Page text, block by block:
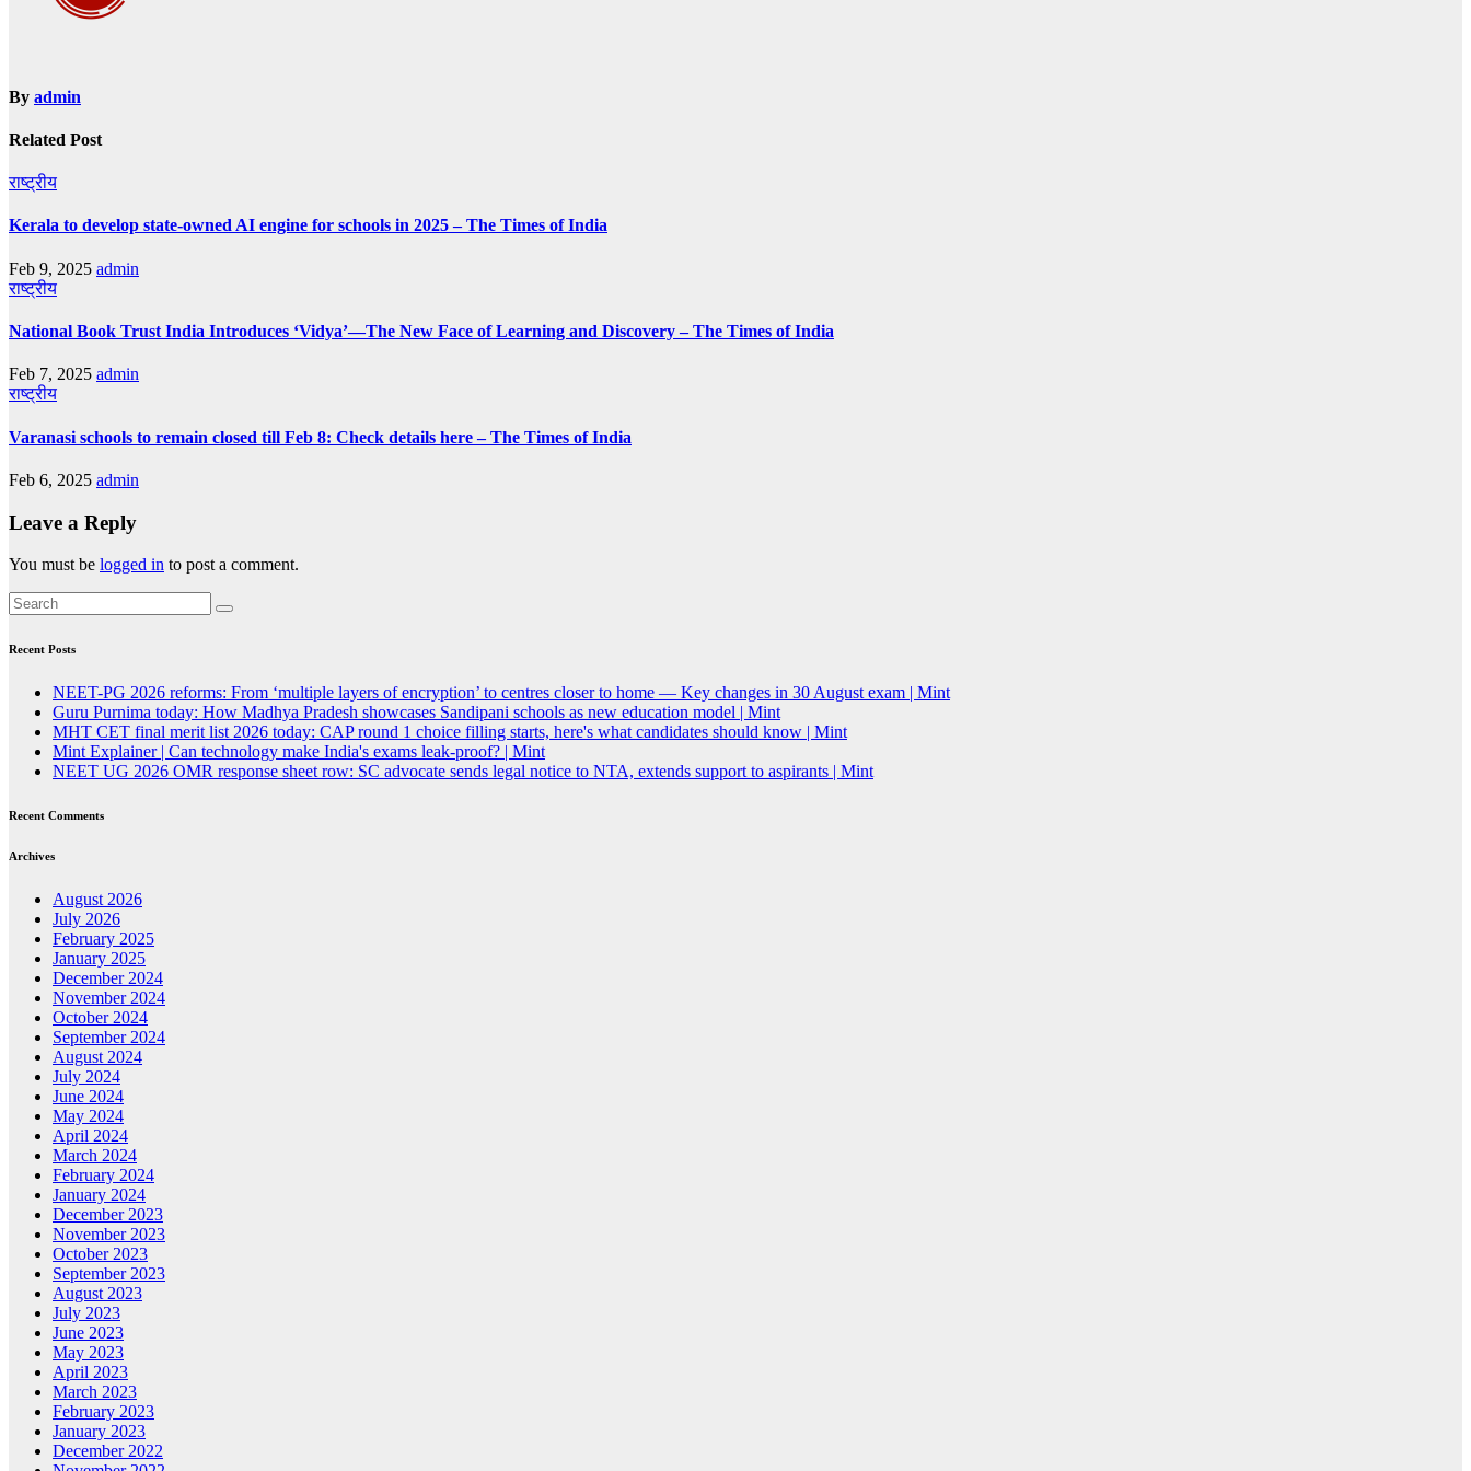
By admin
Related Post
राष्ट्रीय
Kerala to develop state-owned AI engine for schools in 2025 – The Times of India
Feb 9, 2025 admin
राष्ट्रीय
National Book Trust India Introduces ‘Vidya’—The New Face of Learning and Discovery – The Times of India
Feb 7, 2025 admin
राष्ट्रीय
Varanasi schools to remain closed till Feb 8: Check details here – The Times of India
Feb 6, 2025 admin
Leave a Reply
You must be logged in to post a comment.
Recent Posts
NEET-PG 2026 reforms: From ‘multiple layers of encryption’ to centres closer to home — Key changes in 30 August exam | Mint
Guru Purnima today: How Madhya Pradesh showcases Sandipani schools as new education model | Mint
MHT CET final merit list 2026 today: CAP round 1 choice filling starts, here's what candidates should know | Mint
Mint Explainer | Can technology make India's exams leak-proof? | Mint
NEET UG 2026 OMR response sheet row: SC advocate sends legal notice to NTA, extends support to aspirants | Mint
Recent Comments
Archives
August 2026
July 2026
February 2025
January 2025
December 2024
November 2024
October 2024
September 2024
August 2024
July 2024
June 2024
May 2024
April 2024
March 2024
February 2024
January 2024
December 2023
November 2023
October 2023
September 2023
August 2023
July 2023
June 2023
May 2023
April 2023
March 2023
February 2023
January 2023
December 2022